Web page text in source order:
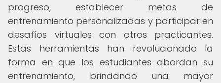
progreso, establecer metas de
entrenamiento personalizadas y participar en
desafíos virtuales con otros practicantes.
Estas herramientas han revolucionado la
forma en que los estudiantes abordan su
entrenamiento, brindando una mayor